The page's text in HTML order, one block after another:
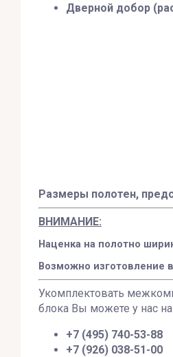
Дверной добор
Размеры полотен,
ВНИМАНИЕ:
Наценка на полотно
Возможно изготовление
Укомплектовать
блока Вы можете у нас
+7 (495) 740-53-88
+7 (926) 038-51-00